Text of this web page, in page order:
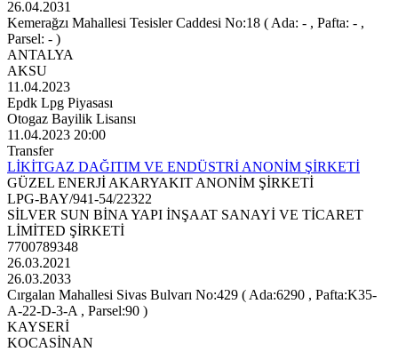
26.04.2031
Kemerağzı Mahallesi Tesisler Caddesi No:18 ( Ada: - , Pafta: - ,
Parsel: - )
ANTALYA
AKSU
11.04.2023
Epdk Lpg Piyasası
Otogaz Bayilik Lisansı
11.04.2023 20:00
Transfer
LİKİTGAZ DAĞITIM VE ENDÜSTRİ ANONİM ŞİRKETİ
GÜZEL ENERJİ AKARYAKIT ANONİM ŞİRKETİ
LPG-BAY/941-54/22322
SİLVER SUN BİNA YAPI İNŞAAT SANAYİ VE TİCARET
LİMİTED ŞİRKETİ
7700789348
26.03.2021
26.03.2033
Cırgalan Mahallesi Sivas Bulvarı No:429 ( Ada:6290 , Pafta:K35-
A-22-D-3-A , Parsel:90 )
KAYSERİ
KOCASİNAN